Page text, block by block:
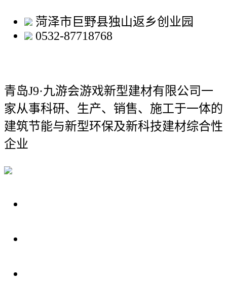
菏泽市巨野县独山返乡创业园
0532-87718768
青岛J9·九游会游戏新型建材有限公司一
家从事科研、生产、销售、施工于一体的
建筑节能与新型环保及新科技建材综合性
企业